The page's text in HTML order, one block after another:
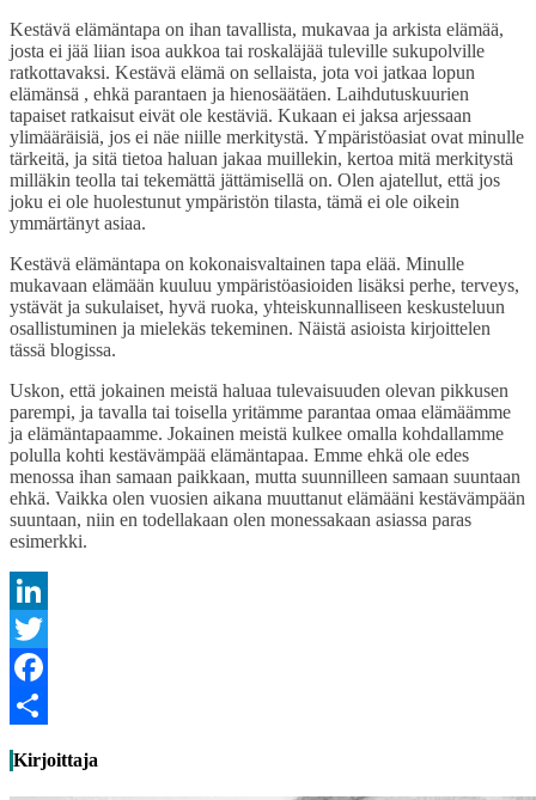
Kestävä elämäntapa on ihan tavallista, mukavaa ja arkista elämää,
josta ei jää liian isoa aukkoa tai roskaläjää tuleville sukupolville
ratkottavaksi. Kestävä elämä on sellaista, jota voi jatkaa lopun
elämänsä , ehkä parantaen ja hienosäätäen. Laihdutuskuurien
tapaiset ratkaisut eivät ole kestäviä. Kukaan ei jaksa arjessaan
ylimääräisiä, jos ei näe niille merkitystä. Ympäristöasiat ovat minulle
tärkeitä, ja sitä tietoa haluan jakaa muillekin, kertoa mitä merkitystä
milläkin teolla tai tekemättä jättämisellä on. Olen ajatellut, että jos
joku ei ole huolestunut ympäristön tilasta, tämä ei ole oikein
ymmärtänyt asiaa.
Kestävä elämäntapa on kokonaisvaltainen tapa elää. Minulle
mukavaan elämään kuuluu ympäristöasioiden lisäksi perhe, terveys,
ystävät ja sukulaiset, hyvä ruoka, yhteiskunnalliseen keskusteluun
osallistuminen ja mielekäs tekeminen. Näistä asioista kirjoittelen
tässä blogissa.
Uskon, että jokainen meistä haluaa tulevaisuuden olevan pikkusen
parempi, ja tavalla tai toisella yritämme parantaa omaa elämäämme
ja elämäntapaamme. Jokainen meistä kulkee omalla kohdallamme
polulla kohti kestävämpää elämäntapaa. Emme ehkä ole edes
menossa ihan samaan paikkaan, mutta suunnilleen samaan suuntaan
ehkä. Vaikka olen vuosien aikana muuttanut elämääni kestävämpään
suuntaan, niin en todellakaan olen monessakaan asiassa paras
esimerkki.
LinkedIn
Twitter
Facebook
Kirjoittaja